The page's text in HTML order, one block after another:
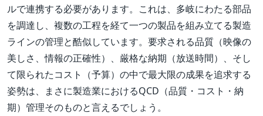
ルで連携する必要があります。これは、多岐にわたる部品
を調達し、複数の工程を経て一つの製品を組み立てる製造
ラインの管理と酷似しています。要求される品質（映像の
美しさ、情報の正確性）、厳格な納期（放送時間）、そし
て限られたコスト（予算）の中で最大限の成果を追求する
姿勢は、まさに製造業におけるQCD（品質・コスト・納
期）管理そのものと言えるでしょう。